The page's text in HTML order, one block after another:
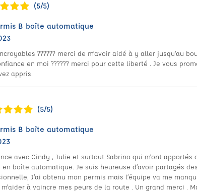
(5/5)
B boîte automatique
?????? merci de m’avoir aidé à y aller jusqu’au
en moi ?????? merci pour cette liberté . Je vous
appris.
(5/5)
B boîte automatique
avec Cindy , Julie et surtout Sabrina qui m’ont
boîte automatique. Je suis heureuse d’avoir partagés
J’ai obtenu mon permis mais l’équipe va me
à vaincre mes peurs de la route . Un grand merci .